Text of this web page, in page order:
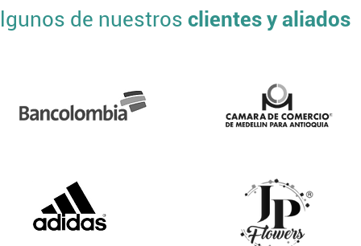
de nuestros clientes y aliados